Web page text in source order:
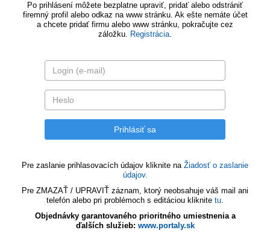
Po prihlásení môžete bezplatne upraviť, pridať alebo odstrániť
firemný profil alebo odkaz na www stránku. Ak ešte nemáte účet
a chcete pridať firmu alebo www stránku, pokračujte cez
záložku. Registrácia.
Pre zaslanie prihlasovacích údajov kliknite na Žiadosť o zaslanie
údajov.
Pre ZMAZAŤ / UPRAVIŤ záznam, ktorý neobsahuje váš mail ani
telefón alebo pri problémoch s editáciou kliknite tu.
Objednávky garantovaného prioritného umiestnenia a
ďalších služieb: www.portaly.sk